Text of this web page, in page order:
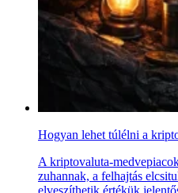
Hogyan lehet túlélni a
A kriptovaluta-
zuhannak, a felhajtás